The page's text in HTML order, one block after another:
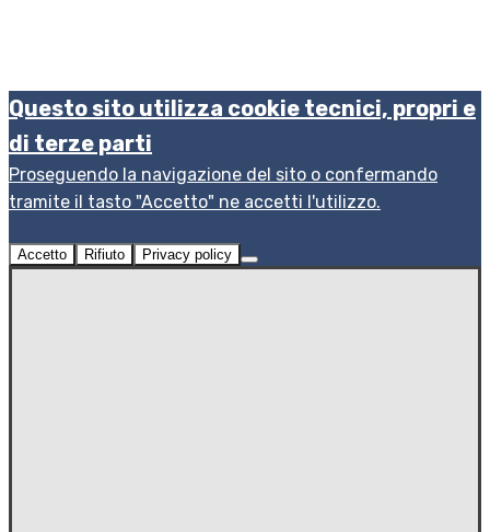
Questo sito utilizza cookie tecnici, propri e
di terze parti
Proseguendo la navigazione del sito o confermando
tramite il tasto "Accetto" ne accetti l'utilizzo.
Accetto Rifiuto Privacy policy